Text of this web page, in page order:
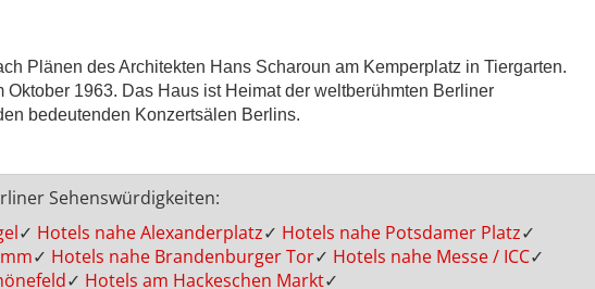
Plänen des Architekten Hans Scharoun am Kemperplatz in Tiergarten.
1963. Das Haus ist Heimat der weltberühmten Berliner
bedeutenden Konzertsälen Berlins.
Sehenswürdigkeiten:
✓ Hotels nahe Alexanderplatz✓ Hotels nahe Potsdamer Platz✓
✓ Hotels nahe Brandenburger Tor✓ Hotels nahe Messe / ICC✓
✓ Hotels am Hackeschen Markt✓